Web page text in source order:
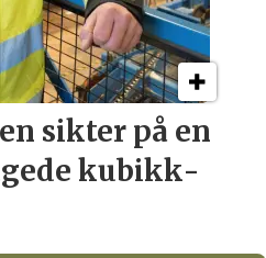
sikter på en
kubikk­